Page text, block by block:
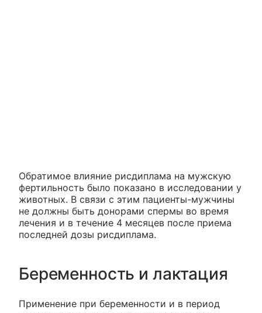
Обратимое влияние рисдиплама на мужскую
фертильность было показано в исследовании у
животных. В связи с этим пациенты-мужчины
не должны быть донорами спермы во время
лечения и в течение 4 месяцев после приема
последней дозы рисдиплама.
Беременность и лактация
Применение при беременности и в период